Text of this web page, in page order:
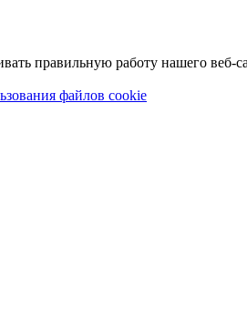
правильную работу нашего веб-
файлов cookie